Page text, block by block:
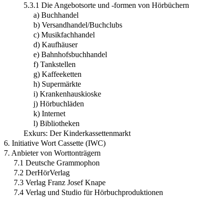
5.3.1 Die Angebotsorte und -formen von Hörbüchern
a) Buchhandel
b) Versandhandel/Buchclubs
c) Musikfachhandel
d) Kaufhäuser
e) Bahnhofsbuchhandel
f) Tankstellen
g) Kaffeeketten
h) Supermärkte
i) Krankenhauskioske
j) Hörbuchläden
k) Internet
l) Bibliotheken
Exkurs: Der Kinderkassettenmarkt
6. Initiative Wort Cassette (IWC)
7. Anbieter von Worttonträgern
7.1 Deutsche Grammophon
7.2 DerHörVerlag
7.3 Verlag Franz Josef Knape
7.4 Verlag und Studio für Hörbuchproduktionen